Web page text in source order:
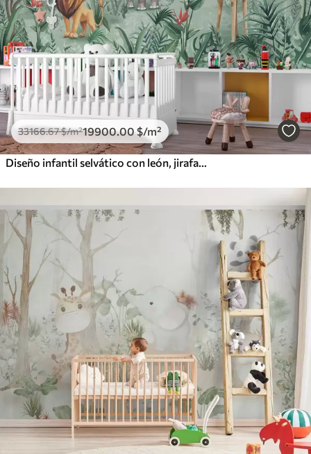
33166.67$/m²19900.00$/m²
Diseño infantil selvático con león, jirafa, elefante y loros